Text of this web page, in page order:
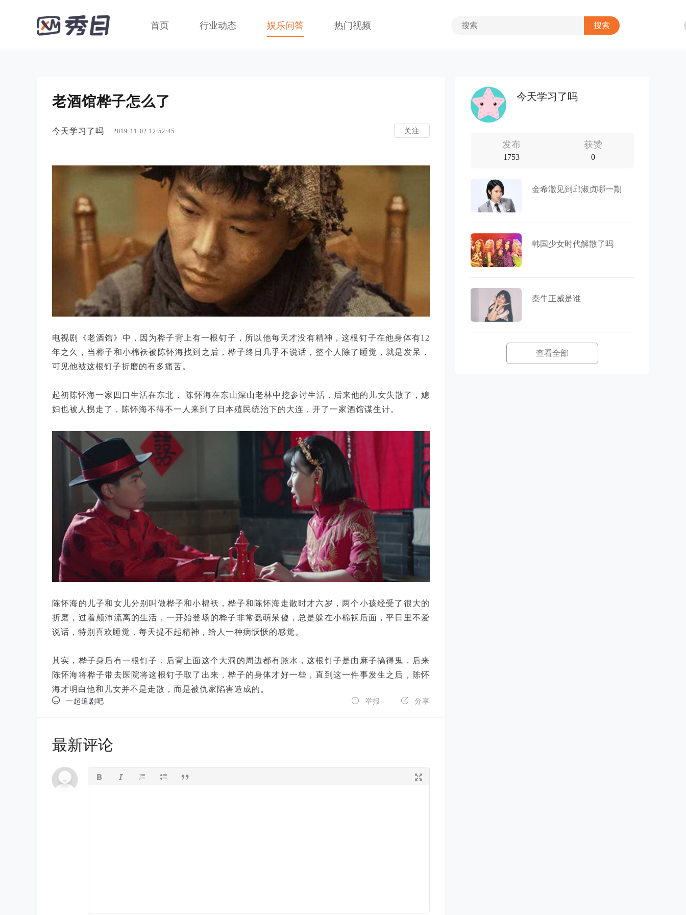
首页 行业动态 娱乐问答 热门视频
老酒馆桦子怎么了
今天学习了吗 2019-11-02 12:52:45 关注
电视剧《老酒馆》中，因为桦子背上有一根钉子，所以他每天才没有精神，这根钉子在他身体有12
年之久，当桦子和小棉袄被陈怀海找到之后，桦子终日几乎不说话，整个人除了睡觉，就是发呆，
可见他被这根钉子折磨的有多痛苦。
起初陈怀海一家四口生活在东北， 陈怀海在东山深山老林中挖参讨生活，后来他的儿女失散了，媳
妇也被人拐走了，陈怀海不得不一人来到了日本殖民统治下的大连，开了一家酒馆谋生计。
陈怀海的儿子和女儿分别叫做桦子和小棉袄，桦子和陈怀海走散时才六岁，两个小孩经受了很大的
折磨，过着颠沛流离的生活，一开始登场的桦子非常蠢萌呆傻，总是躲在小棉袄后面，平日里不爱
说话，特别喜欢睡觉，每天提不起精神，给人一种病恹恹的感觉。
其实，桦子身后有一根钉子，后背上面这个大洞的周边都有脓水，这根钉子是由麻子搞得鬼，后来
陈怀海将桦子带去医院将这根钉子取了出来，桦子的身体才好一些，直到这一件事发生之后，陈怀
海才明白他和儿女并不是走散，而是被仇家陷害造成的。
 一起追剧吧  分享
 举报
最新评论
今天学习了吗
发布
1753
获赞
0
金希澈见到邱淑贞哪一期
韩国少女时代解散了吗
秦牛正威是谁
查看全部